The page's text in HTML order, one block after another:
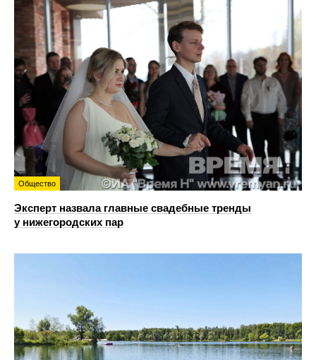
Общество
Эксперт назвала главные свадебные тренды
у нижегородских пар